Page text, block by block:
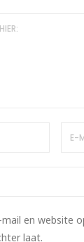
en website
laat.